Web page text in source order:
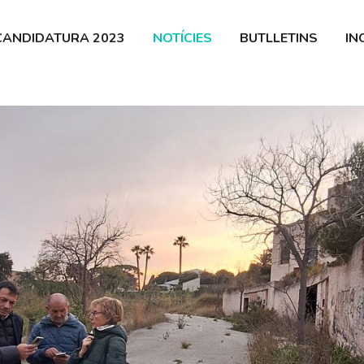
2023 NOTÍCIES BUTLLETINS